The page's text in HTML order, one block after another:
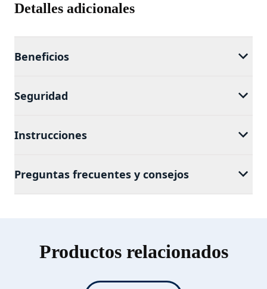
Detalles adicionales
Beneficios
Seguridad
Instrucciones
Preguntas frecuentes y consejos
Productos relacionados